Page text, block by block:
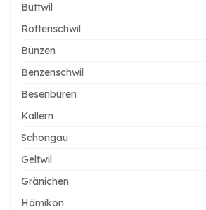
Buttwil
Rottenschwil
Bünzen
Benzenschwil
Besenbüren
Kallern
Schongau
Geltwil
Gränichen
Hämikon